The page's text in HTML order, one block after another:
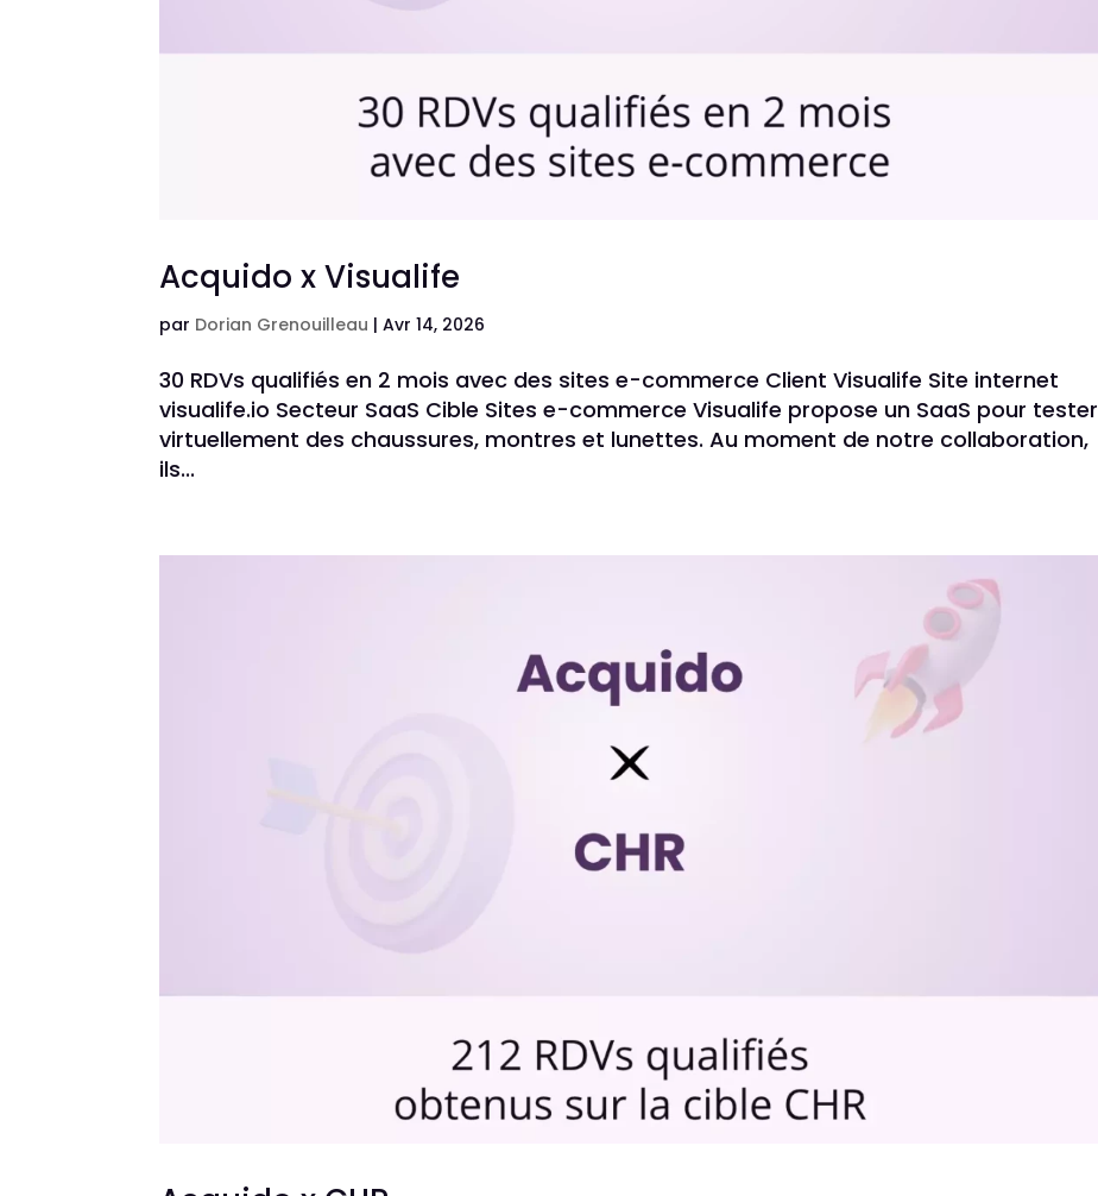
Acquido x Visualife
par Dorian Grenouilleau |Avr 14, 2026
30 RDVs qualifiés en 2 mois avec des sites e-commerce Client Visualife Site internet
visualife.io Secteur SaaS Cible Sites e-commerce Visualife propose un SaaS pour tester
virtuellement des chaussures, montres et lunettes. Au moment de notre collaboration,
ils...